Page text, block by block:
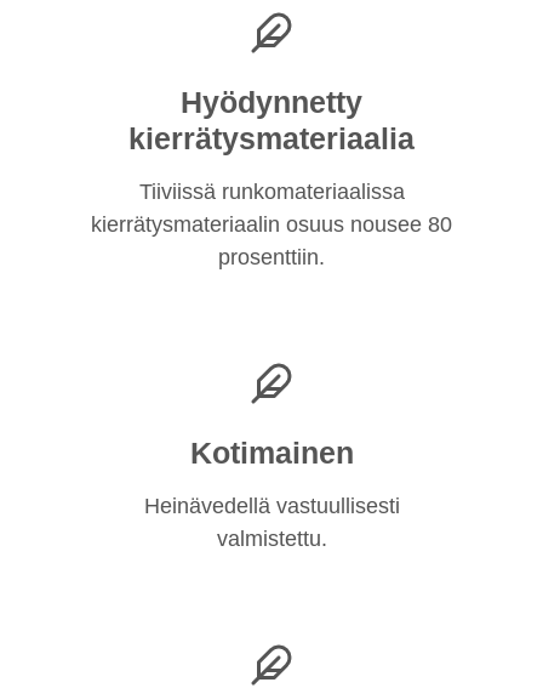
Hyödynnetty
kierrätysmateriaalia
Tiiviissä runkomateriaalissa
kierrätysmateriaalin osuus nousee 80
prosenttiin.
Kotimainen
Heinävedellä vastuullisesti
valmistettu.